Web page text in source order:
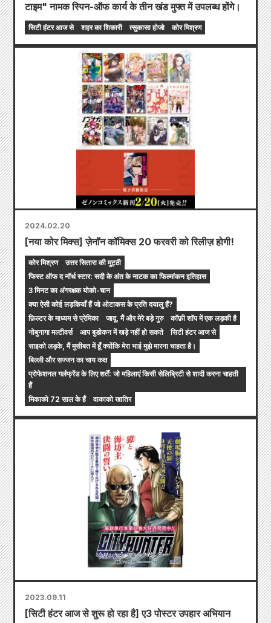
टाइम" नामक स्पिन-ऑफ कार्य के तीन खंड मुफ्त में उपलब्ध होंगे।
सिटी हंटर आज से शहर का शिकारी त्सुकासा होजो कोर मिश्रण
2024.02.20
[नया कोर मिक्स] ज़ेनॉन कॉमिक्स 20 फरवरी को रिलीज़ होगी!
कोर मिश्रण
उत्तर सितारा की मुट्ठी
फिस्ट ऑफ द नॉर्थ स्टार: सदी के अंत के नाटक का फिल्मांकन इतिहास
3 मिनट का अंगरक्षक योको-चान
क्या ऐसी कोई लड़कियाँ हैं जो ओटाकस के प्रति दयालु हैं?
फ़िल्टर के माध्यम से प्रेमिका
जादू, मैं और मेरे बड़े गुरु
कॉफ़ी शॉप में एक लड़की है
नोबुनागा मल्टीवर्स
आप बुडोकन में खड़े नहीं हो सकते
सिटी हंटर आज से
साइको लड़के, मैं मुसीबत में हूँ क्योंकि मेरा भाई मुझे मारना चाहता है।
बिल्ली और सज्जन का चाय कक्ष
प्रोफेशनल गर्लफ्रेंड के लिए शर्तें: जो महिलाएं किसी सेलिब्रिटी से शादी करना चाहती
हैं
मिकाको 72 साल के हैं
वाकाको खातिर
2023.09.11
[सिटी हंटर आज से शुरू हो रहा है] ए3 पोस्टर उपहार अभियान